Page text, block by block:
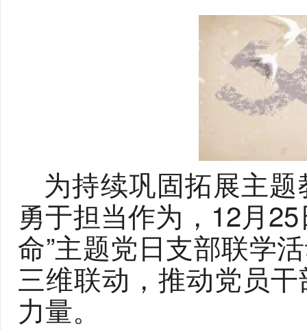
为持续巩固拓展主
勇于担当作为，12月
命”主题党日支部联学
三维联动，推动党员
力量。